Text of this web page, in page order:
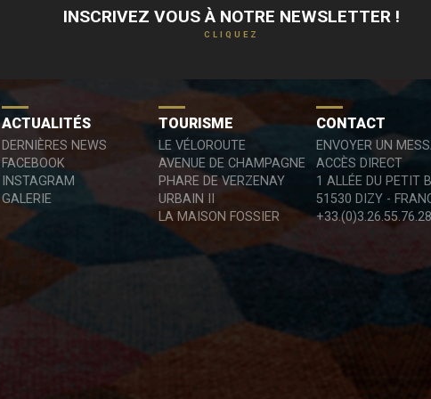
INSCRIVEZ VOUS À NOTRE NEWSLETTER !
CLIQUEZ
ACTUALITÉS
DERNIÈRES NEWS
FACEBOOK
INSTAGRAM
GALERIE
TOURISME
LE VÉLOROUTE
AVENUE DE CHAMPAGNE
PHARE DE VERZENAY
URBAIN II
LA MAISON FOSSIER
CONTACT
ENVOYER UN
ACCÈS DIRECT
1 ALLÉE DU PETIT
51530 DIZY -